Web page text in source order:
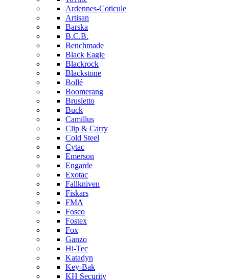
Ardennes-Coticule
Artisan
Barska
B.C.B.
Benchmade
Black Eagle
Blackrock
Blackstone
Bollé
Boomerang
Brusletto
Buck
Camillus
Clip & Carry
Cold Steel
Cytac
Emerson
Engarde
Exotac
Fallkniven
Fiskars
FMA
Fosco
Fostex
Fox
Ganzo
Hi-Tec
Katadyn
Key-Bak
KH Security